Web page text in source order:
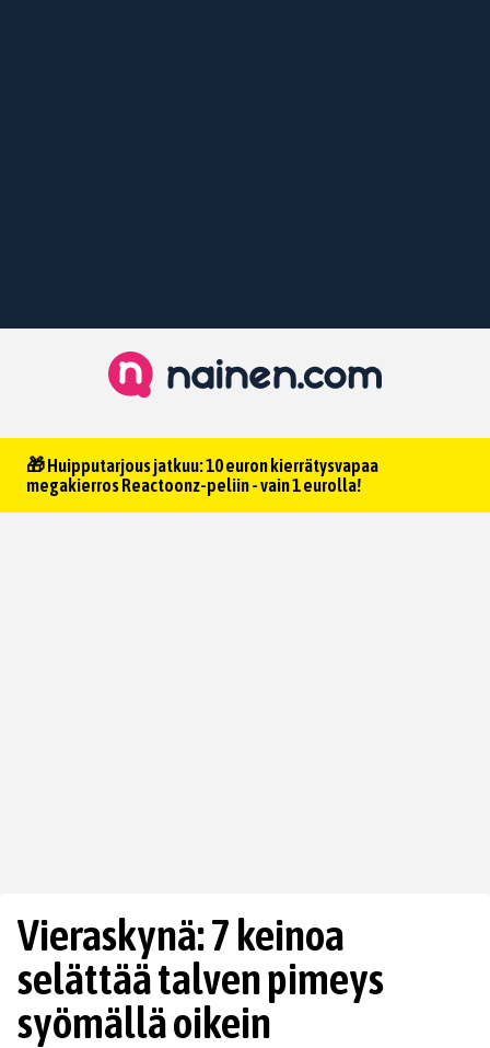
🎁 Huipputarjous jatkuu: 10 euron kierrätysvapaa
megakierros Reactoonz-peliin - vain 1 eurolla!
Vieraskynä: 7 keinoa
selättää talven pimeys
syömällä oikein